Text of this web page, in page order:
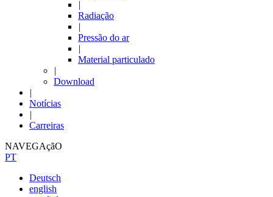
|
Radiação
|
Pressão do ar
|
Material particulado
|
Download
|
Notícias
|
Carreiras
NAVEGAçãO
PT
Deutsch
english